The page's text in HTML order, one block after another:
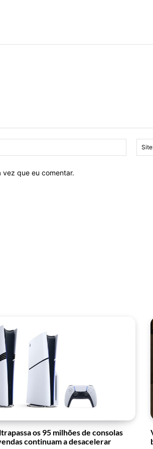
mail:*
vez que eu comentar.
os 95 milhões de consolas
continuam a desacelerar